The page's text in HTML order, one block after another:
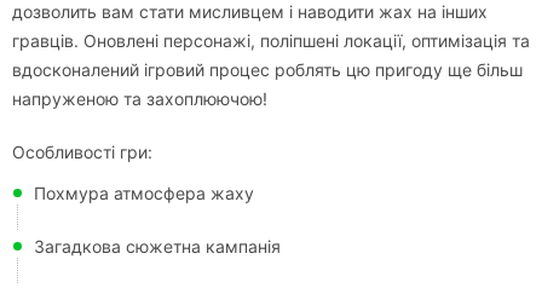
дозволить вам стати мисливцем і наводити жах на інших
гравців. Оновлені персонажі, поліпшені локації, оптимізація та
вдосконалений ігровий процес роблять цю пригоду ще більш
напруженою та захоплюючою!
Особливості гри:
Похмура атмосфера жаху
Загадкова сюжетна кампанія